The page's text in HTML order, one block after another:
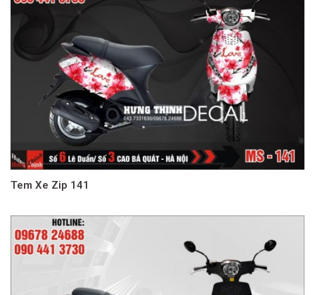
Tem Xe Zip 141